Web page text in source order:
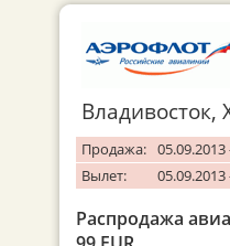
Владивосток,
Продажа:
Вылет:
Распродажа